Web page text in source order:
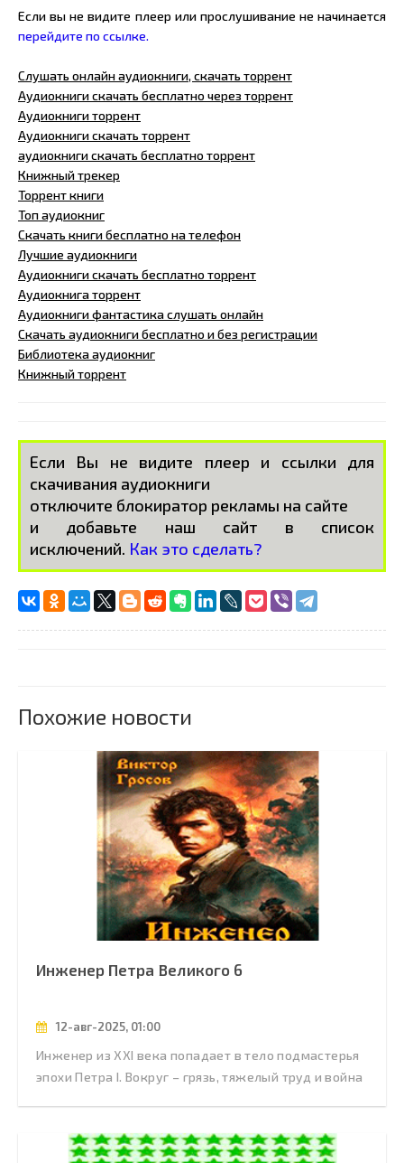
Если вы не видите плеер или прослушивание не начинается
перейдите по ссылке.
Слушать онлайн аудиокниги, скачать торрент
Аудиокниги скачать бесплатно через торрент
Аудиокниги торрент
Аудиокниги скачать торрент
аудиокниги скачать бесплатно торрент
Книжный трекер
Торрент книги
Топ аудиокниг
Скачать книги бесплатно на телефон
Лучшие аудиокниги
Аудиокниги скачать бесплатно торрент
Аудиокнига торрент
Аудиокниги фантастика слушать онлайн
Скачать аудиокниги бесплатно и без регистрации
Библиотека аудиокниг
Книжный торрент
Если Вы не видите плеер и ссылки для
скачивания аудиокниги
отключите блокиратор рекламы на сайте
и добавьте наш сайт в список
исключений. Как это сделать?
Похожие новости
Инженер Петра Великого 6
12-авг-2025, 01:00
Инженер из XXI века попадает в тело подмастерья
эпохи Петра I. Вокруг – грязь, тяжелый труд и война